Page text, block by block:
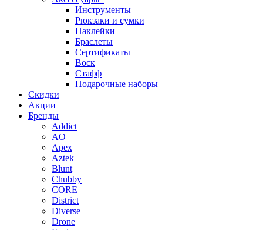
Инструменты
Рюкзаки и сумки
Наклейки
Браслеты
Сертификаты
Воск
Стафф
Подарочные наборы
Скидки
Акции
Бренды
Addict
AO
Apex
Aztek
Blunt
Chubby
CORE
District
Diverse
Drone